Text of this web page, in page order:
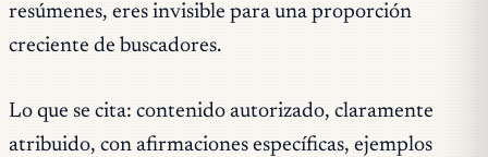
resúmenes, eres invisible para una proporción
creciente de buscadores.
Lo que se cita: contenido autorizado, claramente
atribuido, con afirmaciones específicas, ejemplos